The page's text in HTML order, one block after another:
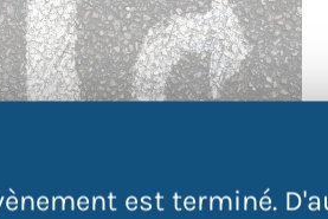
est terminé.